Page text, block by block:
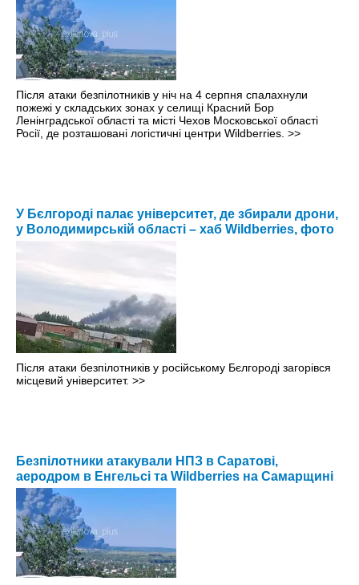
Після атаки безпілотників у ніч на 4 серпня спалахнули
пожежі у складських зонах у селищі Красний Бор
Ленінградської області та місті Чехов Московської області
Росії, де розташовані логістичні центри Wildberries. >>
У Бєлгороді палає університет, де збирали дрони,
у Володимирській області – хаб Wildberries, фото
Після атаки безпілотників у російському Бєлгороді загорівся
місцевий університет. >>
Безпілотники атакували НПЗ в Саратові,
аеродром в Енгельсі та Wildberries на Самарщині